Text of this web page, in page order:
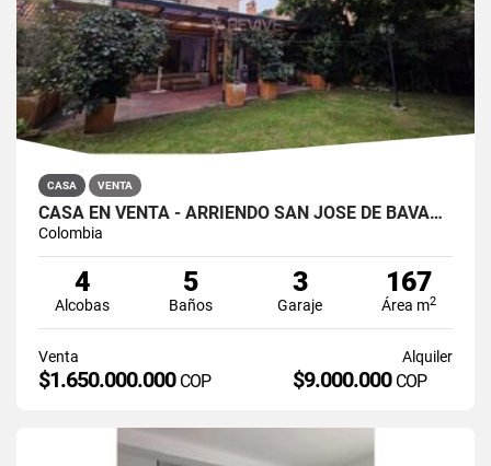
CASA VENTA
CASA EN VENTA - ARRIENDO SAN JOSÉ DE BAVARIA
Colombia
4
Alcobas
5
Baños
3
Garaje
167
Área m2
Venta
$1.650.000.000 COP
Alquiler
$9.000.000 COP